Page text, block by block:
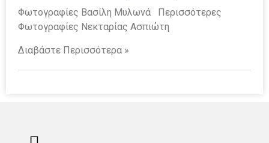
Φωτογραφίες Βασίλη Μυλωνά Περισσότερες
Φωτογραφίες Νεκταρίας Ασπιώτη
Διαβάστε Περισσότερα »